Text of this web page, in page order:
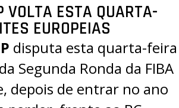
VOLTA ESTA QUARTA-
EUROPEIAS
disputa esta quarta-feira
Segunda Ronda da FIBA
depois de entrar no ano